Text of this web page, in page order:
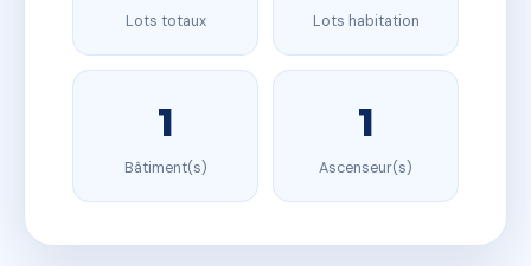
Lots totaux Lots habitation
1
Bâtiment(s)
1
Ascenseur(s)